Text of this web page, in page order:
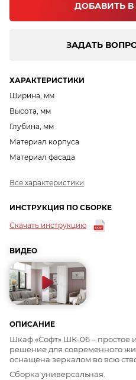
ДОБАВИТЬ В
ЗАДАТЬ
ХАРАКТЕРИСТИКИ
Ширина, мм
Высота, мм
Глубина, мм
Материал корпуса
Материал фасада
Все характеристики
ИНСТРУКЦИЯ ПО СБОРКЕ
Скачать инструкцию
ВИДЕО
ОПИСАНИЕ
Шкаф «Софт» ШК-06 – простое
решение для современного
оснащена зеркалом во всю
Сборка универсальная.